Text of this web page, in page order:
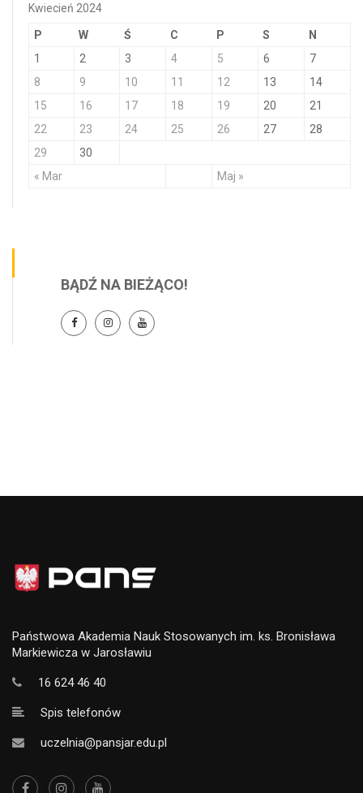
Kwiecień 2024
P W Ś C P S N
« Mar Maj »
1 2 3 4 5 6
7
8
9 10 11 12 13
14
15
16 17 18 19 20
21
22
23 24 25 26 27
28
29
30
BĄDŹ NA BIEŻĄCO!
Państwowa Akademia Nauk Stosowanych im. ks. Bronisława
Markiewicza w Jarosławiu
16 624 46 40
Spis telefonów
uczelnia@pansjar.edu.pl